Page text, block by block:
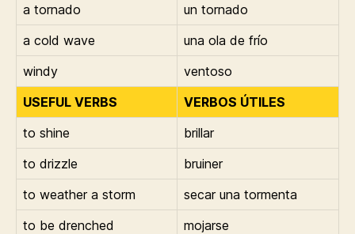
a tornado
un tornado
a cold wave
una ola de frío
windy
ventoso
USEFUL VERBS
VERBOS ÚTILES
to shine
brillar
to drizzle
bruiner
to weather a storm
secar una tormenta
to be drenched
mojarse